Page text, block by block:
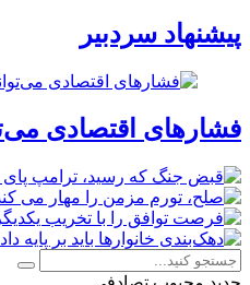
پیشنهاد سردبیر
فشارهای اقتصادی